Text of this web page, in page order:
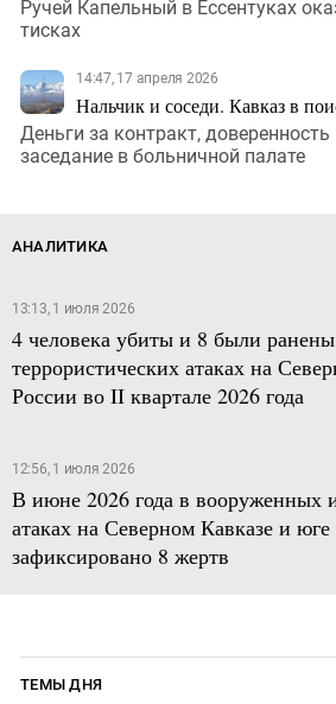
Ручей Капельный в Ессентуках
тисках
14:47, 17 апреля 2026
Нальчик и соседи. Кавказ в
Деньги за контракт, доверенность
заседание в больничной палате
АНАЛИТИКА
13:13, 1 июля 2026
4 человека убиты и 8 были
террористических атаках на
России во II квартале 2026 года
12:56, 1 июля 2026
В июне 2026 года в вооруженных
атаках на Северном Кавказе и
зафиксировано 8 жертв
ТЕМЫ ДНЯ